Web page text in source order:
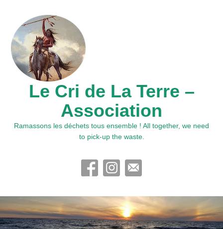
Le Cri de La Terre –
Association
Ramassons les déchets tous ensemble ! All together, we need
to pick-up the waste.